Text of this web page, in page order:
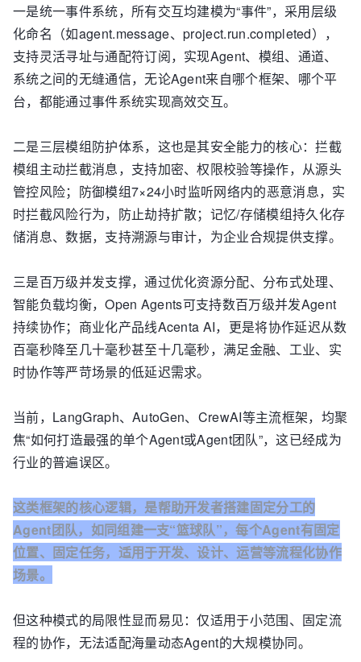
一是统一事件系统，所有交互均建模为“事件”，采用层级
化命名（如agent.message、project.run.completed），
支持灵活寻址与通配符订阅，实现Agent、模组、通道、
系统之间的无缝通信，无论Agent来自哪个框架、哪个平
台，都能通过事件系统实现高效交互。
二是三层模组防护体系，这也是其安全能力的核心：拦截
模组主动拦截消息，支持加密、权限校验等操作，从源头
管控风险；防御模组7×24小时监听网络内的恶意消息，实
时拦截风险行为，防止劫持扩散；记忆/存储模组持久化存
储消息、数据，支持溯源与审计，为企业合规提供支撑。
三是百万级并发支撑，通过优化资源分配、分布式处理、
智能负载均衡，Open Agents可支持数百万级并发Agent
持续协作；商业化产品线Acenta AI，更是将协作延迟从数
百毫秒降至几十毫秒甚至十几毫秒，满足金融、工业、实
时协作等严苛场景的低延迟需求。
当前，LangGraph、AutoGen、CrewAI等主流框架，均聚
焦“如何打造最强的单个Agent或Agent团队”，这已经成为
行业的普遍误区。
这类框架的核心逻辑，是帮助开发者搭建固定分工的
Agent团队，如同组建一支“篮球队”，每个Agent有固定
位置、固定任务，适用于开发、设计、运营等流程化协作
场景。
但这种模式的局限性显而易见：仅适用于小范围、固定流
程的协作，无法适配海量动态Agent的大规模协同。